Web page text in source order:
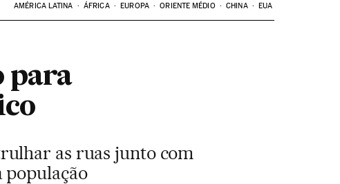
AMÉRICA LATINA ÁFRICA EUROPA ORIENTE MÉDIO CHINA EUA
para
as ruas junto com
população